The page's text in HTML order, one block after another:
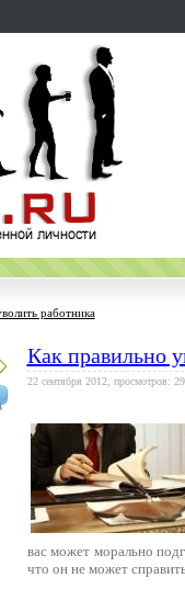
работника
Как правильно
22 сентября 2012, просмотров:
вас может морально
что он не может